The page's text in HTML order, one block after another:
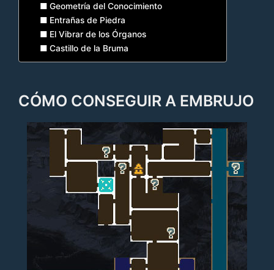
Geometría del Conocimiento
Entrañas de Piedra
El Vibrar de los Órganos
Castillo de la Bruma
CÓMO CONSEGUIR A EMBRUJO